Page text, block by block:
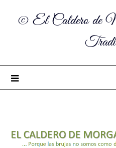
© El Caldero de